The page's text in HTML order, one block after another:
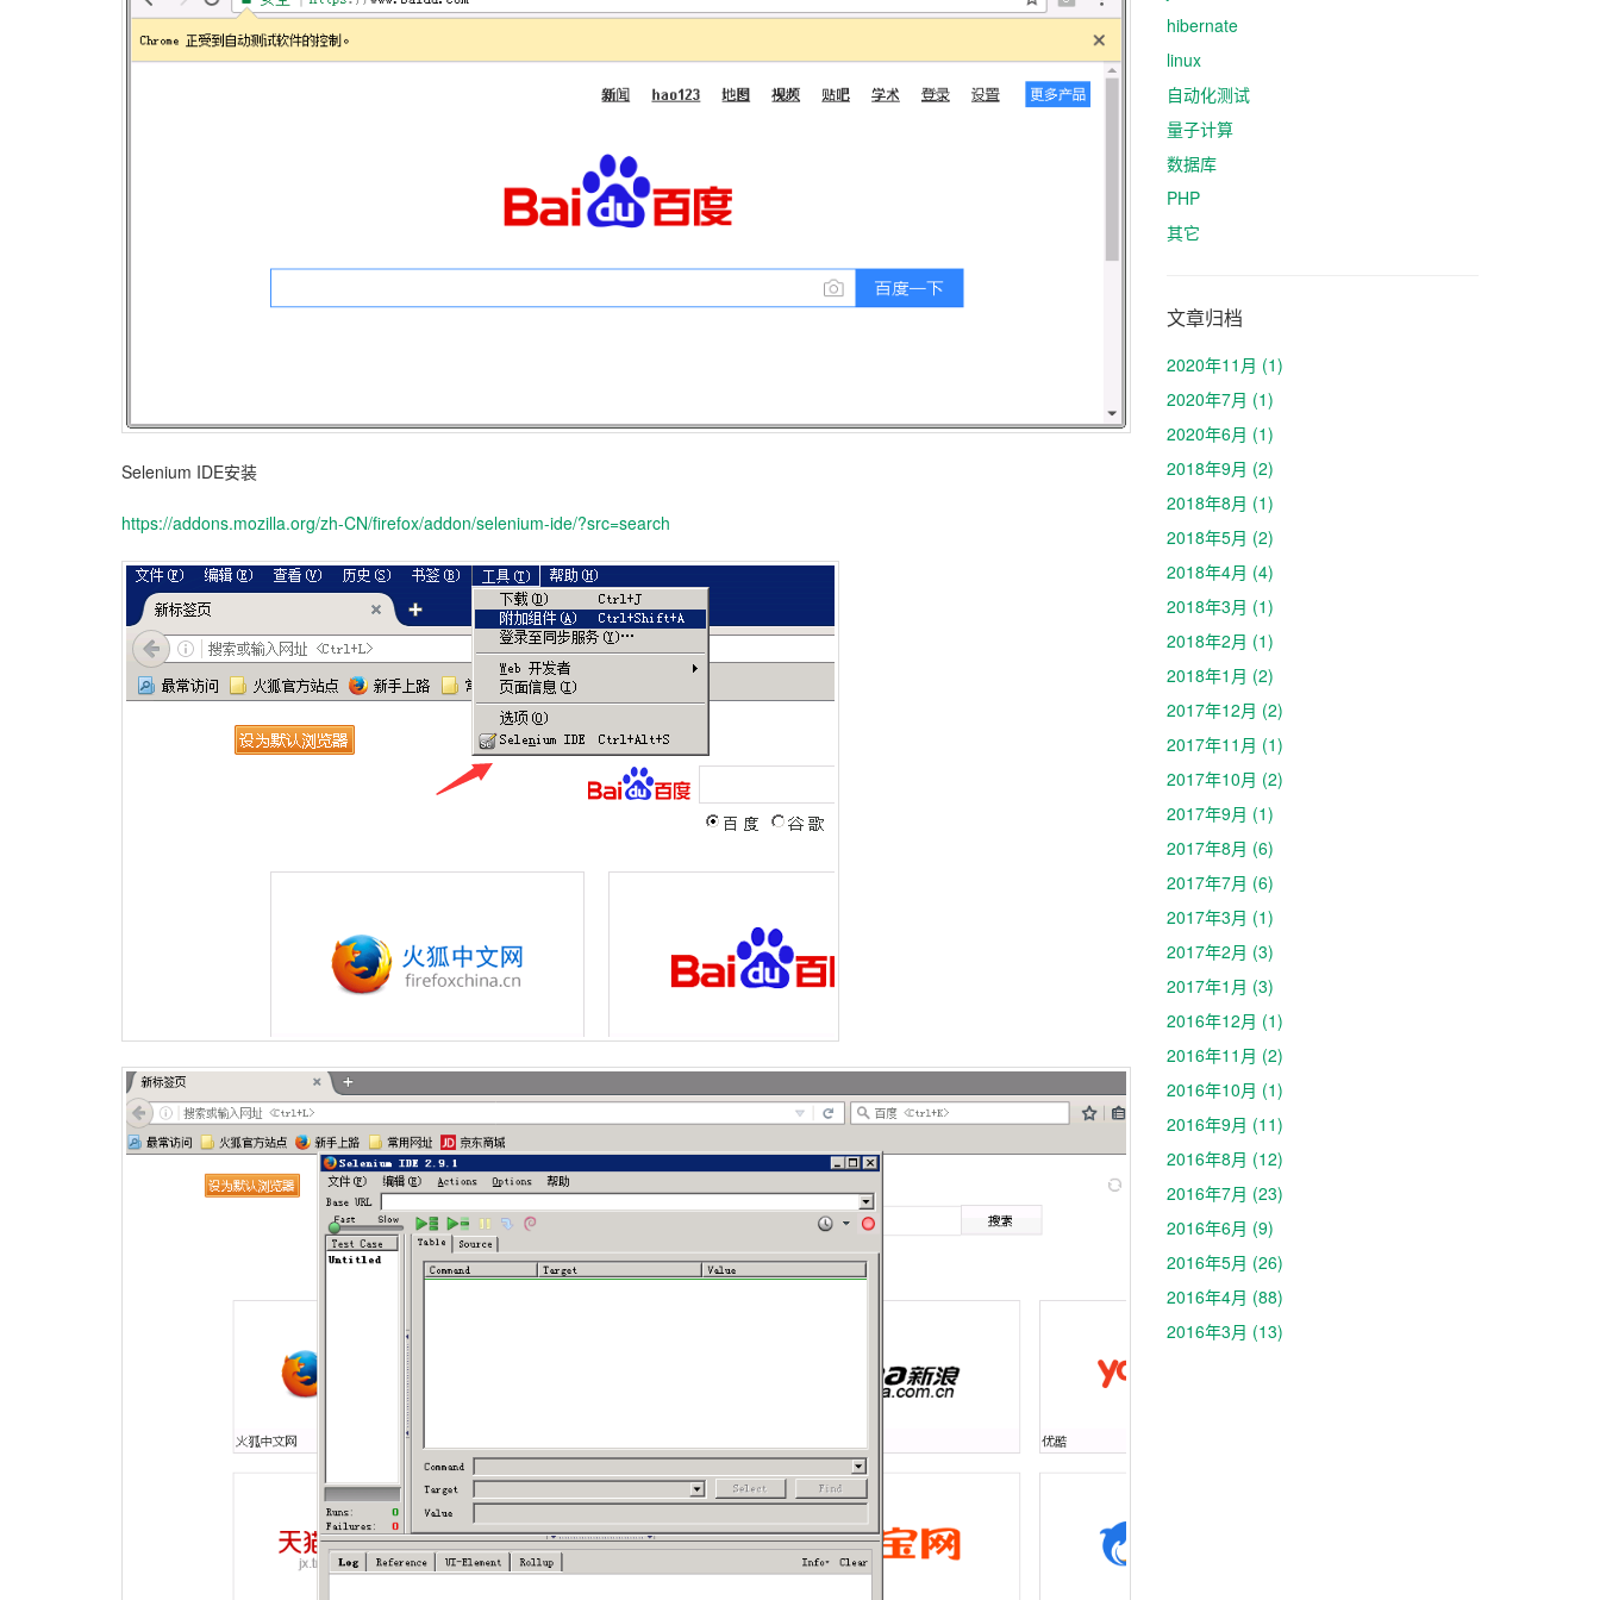
Selenium IDE安装
https://addons.mozilla.org/zh-CN/firefox/addon/selenium-ide/?src=search
hibernate
linux
自动化测试
量子计算
数据库
PHP
其它
文章归档
2020年11月 (1)
2020年7月 (1)
2020年6月 (1)
2018年9月 (2)
2018年8月 (1)
2018年5月 (2)
2018年4月 (4)
2018年3月 (1)
2018年2月 (1)
2018年1月 (2)
2017年12月 (2)
2017年11月 (1)
2017年10月 (2)
2017年9月 (1)
2017年8月 (6)
2017年7月 (6)
2017年3月 (1)
2017年2月 (3)
2017年1月 (3)
2016年12月 (1)
2016年11月 (2)
2016年10月 (1)
2016年9月 (11)
2016年8月 (12)
2016年7月 (23)
2016年6月 (9)
2016年5月 (26)
2016年4月 (88)
2016年3月 (13)